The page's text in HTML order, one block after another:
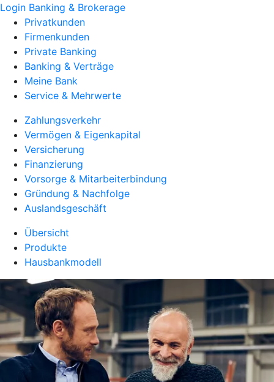
Login Banking & Brokerage
Privatkunden
Firmenkunden
Private Banking
Banking & Verträge
Meine Bank
Service & Mehrwerte
Zahlungsverkehr
Vermögen & Eigenkapital
Versicherung
Finanzierung
Vorsorge & Mitarbeiterbindung
Gründung & Nachfolge
Auslandsgeschäft
Übersicht
Produkte
Hausbankmodell